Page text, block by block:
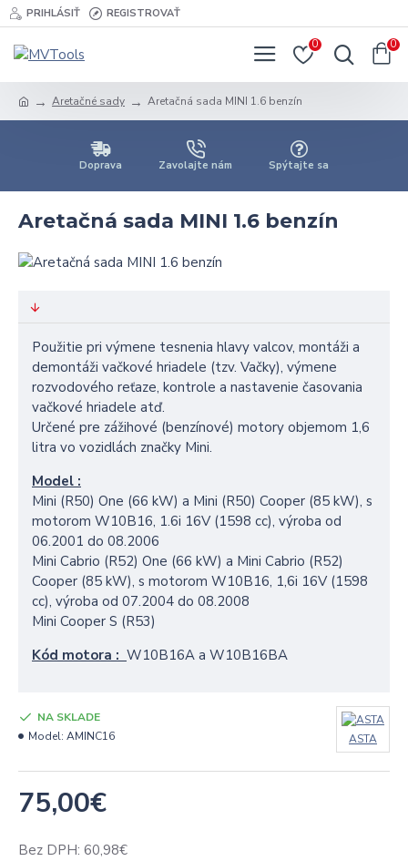
PRIHLÁSIŤ REGISTROVAŤ
0 0
Aretačné sady Aretačná sada MINI 1.6 benzín
Doprava Zavolajte nám Spýtajte sa
Aretačná sada MINI 1.6 benzín
Použitie pri výmene tesnenia hlavy valcov, montáži a
demontáži vačkové hriadele (tzv. Vačky), výmene
rozvodového reťaze, kontrole a nastavenie časovania
vačkové hriadele atď.
Určené pre zážihové (benzínové) motory objemom 1,6
litra vo vozidlách značky Mini.
Model :
Mini (R50) One (66 kW) a Mini (R50) Cooper (85 kW), s
motorom W10B16, 1.6i 16V (1598 cc), výroba od
06.2001 do 08.2006
Mini Cabrio (R52) One (66 kW) a Mini Cabrio (R52)
Cooper (85 kW), s motorom W10B16, 1,6i 16V (1598
cc), výroba od 07.2004 do 08.2008
Mini Cooper S (R53)
Kód motora : W10B16A a W10B16BA
75,00€
Bez DPH: 60,98€
NA SKLADE
Model: AMINC16 ASTA